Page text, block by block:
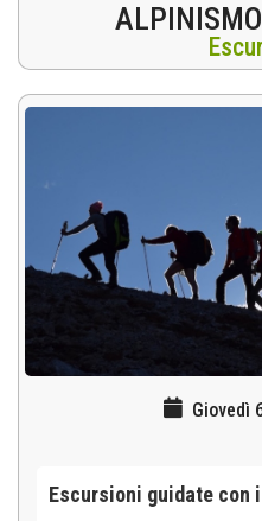
Giovedì
Escursioni guidate con